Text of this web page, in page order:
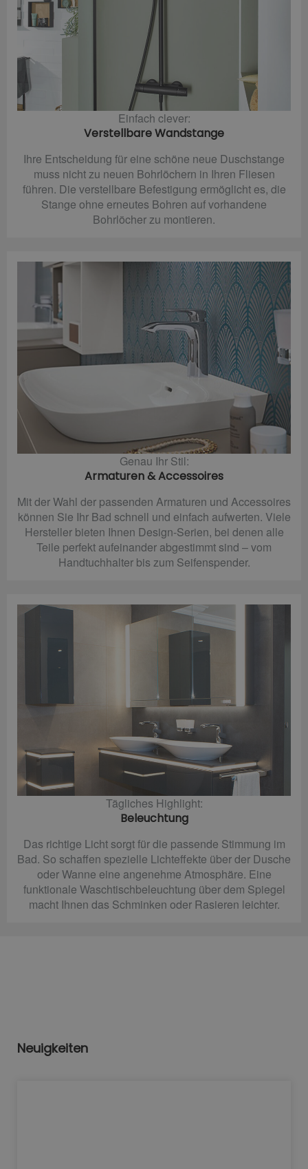
Einfach clever:
Verstellbare Wandstange
Ihre Entscheidung für eine schöne neue Duschstange
muss nicht zu neuen Bohrlöchern in Ihren Fliesen
führen. Die verstellbare Befestigung ermöglicht es, die
Stange ohne erneutes Bohren auf vorhandene
Bohrlöcher zu montieren.
Genau Ihr Stil:
Armaturen & Accessoires
Mit der Wahl der passenden Armaturen und Accessoires
können Sie Ihr Bad schnell und einfach aufwerten. Viele
Hersteller bieten Ihnen Design-Serien, bei denen alle
Teile perfekt aufeinander abgestimmt sind – vom
Handtuchhalter bis zum Seifenspender.
Tägliches Highlight:
Beleuchtung
Das richtige Licht sorgt für die passende Stimmung im
Bad. So schaffen spezielle Lichteffekte über der Dusche
oder Wanne eine angenehme Atmosphäre. Eine
funktionale Waschtischbeleuchtung über dem Spiegel
macht Ihnen das Schminken oder Rasieren leichter.
Neuigkeiten